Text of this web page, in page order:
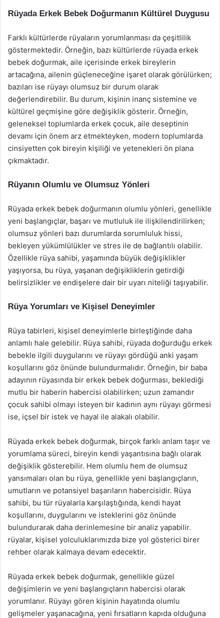
Rüyada Erkek Bebek Doğurmanın Kültürel Duygusu
Farklı kültürlerde rüyaların yorumlanması da çeşitlilik
göstermektedir. Örneğin, bazı kültürlerde rüyada erkek
bebek doğurmak, aile içerisinde erkek bireylerin
artacağına, ailenin güçleneceğine işaret olarak görülürken;
bazıları ise rüyayı olumsuz bir durum olarak
değerlendirebilir. Bu durum, kişinin inanç sistemine ve
kültürel geçmişine göre değişiklik gösterir. Örneğin,
geleneksel toplumlarda erkek çocuk, aile deseptinin
devamı için önem arz etmekteyken, modern toplumlarda
cinsiyetten çok bireyin kişiliği ve yetenekleri ön plana
çıkmaktadır.
Rüyanın Olumlu ve Olumsuz Yönleri
Rüyada erkek bebek doğurmanın olumlu yönleri, genellikle
yeni başlangıçlar, başarı ve mutluluk ile ilişkilendirilirken;
olumsuz yönleri bazı durumlarda sorumluluk hissi,
bekleyen yükümlülükler ve stres ile de bağlantılı olabilir.
Özellikle rüya sahibi, yaşamında büyük değişiklikler
yaşıyorsa, bu rüya, yaşanan değişikliklerin getirdiği
belirsizlikler ve endişelere dair bir uyarı niteliği taşıyabilir.
Rüya Yorumları ve Kişisel Deneyimler
Rüya tabirleri, kişisel deneyimlerle birleştiğinde daha
anlamlı hale gelebilir. Rüya sahibi, rüyada doğurduğu erkek
bebekle ilgili duygularını ve rüyayı gördüğü anki yaşam
koşullarını göz önünde bulundurmalıdır. Örneğin, bir baba
adayının rüyasında bir erkek bebek doğurması, beklediği
mutlu bir haberin habercisi olabilirken; uzun zamandır
çocuk sahibi olmayı isteyen bir kadının aynı rüyayı görmesi
ise, içsel bir istek ve hayal ile alakalı olabilir.
Rüyada erkek bebek doğurmak, birçok farklı anlam taşır ve
yorumlama süreci, bireyin kendi yaşantısına bağlı olarak
değişiklik gösterebilir. Hem olumlu hem de olumsuz
yansımaları olan bu rüya, genellikle yeni başlangıçların,
umutların ve potansiyel başarıların habercisidir. Rüya
sahibi, bu tür rüyalarla karşılaştığında, kendi hayat
koşullarını, duygularını ve isteklerini göz önünde
bulundurarak daha derinlemesine bir analiz yapabilir.
rüyalar, kişisel yolculuklarımızda bize yol gösterici birer
rehber olarak kalmaya devam edecektir.
Rüyada erkek bebek doğurmak, genellikle güzel
değişimlerin ve yeni başlangıçların habercisi olarak
yorumlanır. Rüyayı gören kişinin hayatında olumlu
gelişmeler yaşanacağına, yeni fırsatların kapıda olduğuna